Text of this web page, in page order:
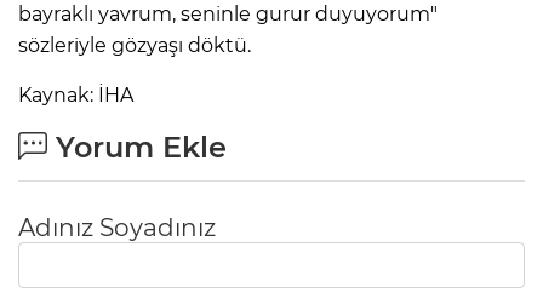
bayraklı yavrum, seninle gurur duyuyorum"
sözleriyle gözyaşı döktü.
Kaynak: İHA
Yorum Ekle
Adınız Soyadınız